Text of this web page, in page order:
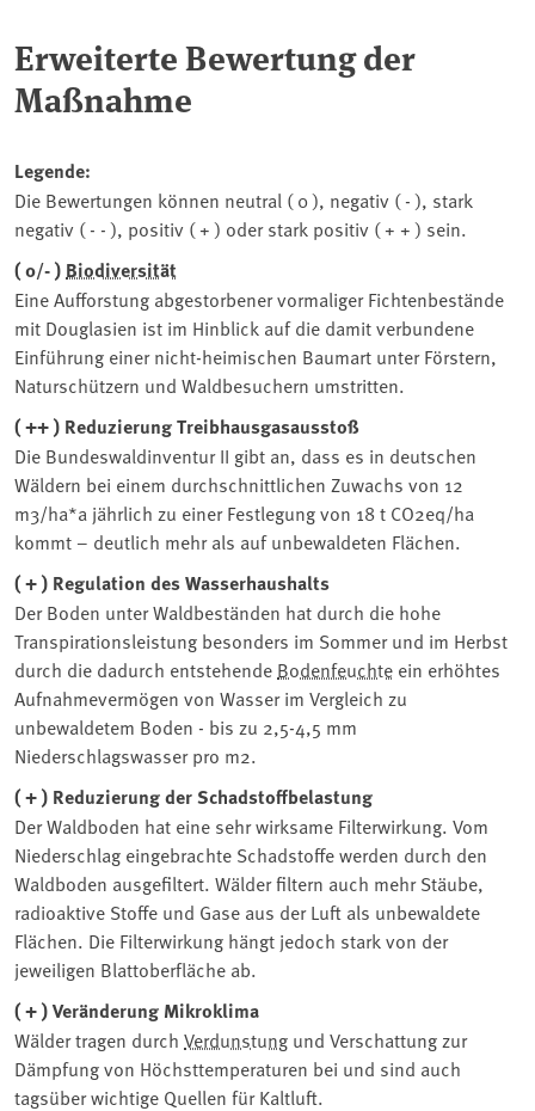
Erweiterte Bewertung der
Maßnahme
Legende:
Die Bewertungen können neutral ( 0 ), negativ ( - ), stark
negativ ( - - ), positiv ( + ) oder stark positiv ( + + ) sein.
( 0/- ) Biodiversität
Eine Aufforstung abgestorbener vormaliger Fichtenbestände
mit Douglasien ist im Hinblick auf die damit verbundene
Einführung einer nicht-heimischen Baumart unter Förstern,
Naturschützern und Waldbesuchern umstritten.
( ++ ) Reduzierung Treibhausgasausstoß
Die Bundeswaldinventur II gibt an, dass es in deutschen
Wäldern bei einem durchschnittlichen Zuwachs von 12
m3/ha*a jährlich zu einer Festlegung von 18 t CO2eq/ha
kommt – deutlich mehr als auf unbewaldeten Flächen.
( + ) Regulation des Wasserhaushalts
Der Boden unter Waldbeständen hat durch die hohe
Transpirationsleistung besonders im Sommer und im Herbst
durch die dadurch entstehende Bodenfeuchte ein erhöhtes
Aufnahmevermögen von Wasser im Vergleich zu
unbewaldetem Boden - bis zu 2,5-4,5 mm
Niederschlagswasser pro m2.
( + ) Reduzierung der Schadstoffbelastung
Der Waldboden hat eine sehr wirksame Filterwirkung. Vom
Niederschlag eingebrachte Schadstoffe werden durch den
Waldboden ausgefiltert. Wälder filtern auch mehr Stäube,
radioaktive Stoffe und Gase aus der Luft als unbewaldete
Flächen. Die Filterwirkung hängt jedoch stark von der
jeweiligen Blattoberfläche ab.
( + ) Veränderung Mikroklima
Wälder tragen durch Verdunstung und Verschattung zur
Dämpfung von Höchsttemperaturen bei und sind auch
tagsüber wichtige Quellen für Kaltluft.